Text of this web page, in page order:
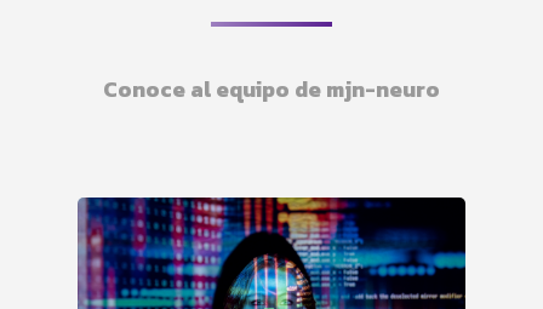
Conoce al equipo demjn-neuro